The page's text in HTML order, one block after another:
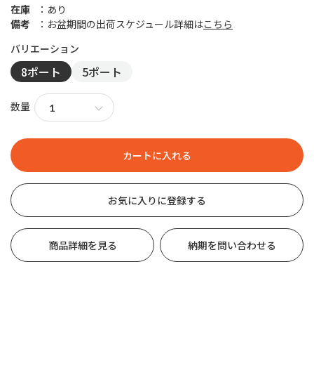
在庫
あり
備考
お盆期間の出荷スケジュール詳細はこちら
8ポート 5ポート
数量
お気に入りに登録する
商品詳細を見る 納期を問い合わせる